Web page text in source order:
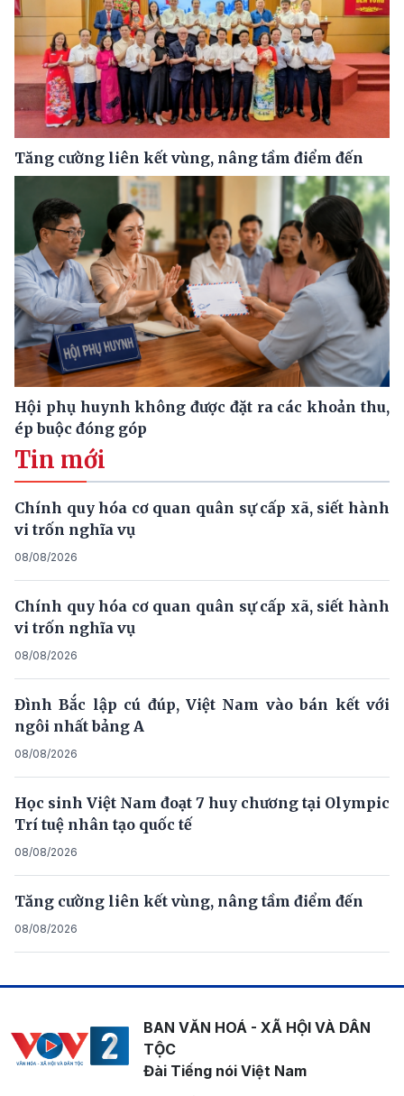
Tăng cường liên kết vùng, nâng tầm điểm đến
Hội phụ huynh không được đặt ra các khoản thu,
ép buộc đóng góp
Tin mới
Chính quy hóa cơ quan quân sự cấp xã, siết hành
vi trốn nghĩa vụ
08/08/2026
Chính quy hóa cơ quan quân sự cấp xã, siết hành
vi trốn nghĩa vụ
08/08/2026
Đình Bắc lập cú đúp, Việt Nam vào bán kết với
ngôi nhất bảng A
08/08/2026
Học sinh Việt Nam đoạt 7 huy chương tại Olympic
Trí tuệ nhân tạo quốc tế
08/08/2026
Tăng cường liên kết vùng, nâng tầm điểm đến
08/08/2026
BAN VĂN HOÁ - XÃ HỘI VÀ DÂN
TỘC
Đài Tiếng nói Việt Nam